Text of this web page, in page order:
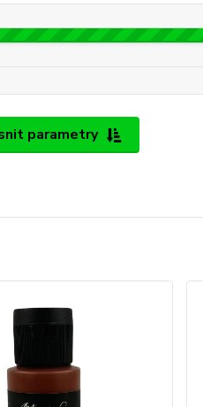
parametry